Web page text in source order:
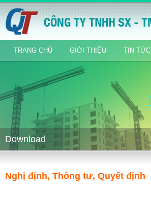
TRANG CHỦ GIỚI THIỆU TIN TỨC
Download
Nghị định, Thông tư, Quyết định